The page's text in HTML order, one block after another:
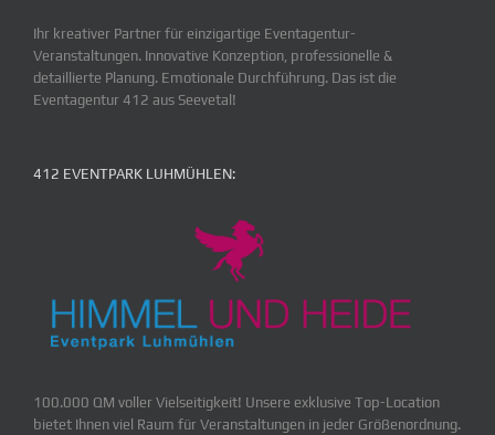
Ihr kreativer Partner für einzigartige Eventagentur-
Veranstaltungen. Innovative Konzeption, professionelle &
detaillierte Planung. Emotionale Durchführung. Das ist die
Eventagentur 412 aus Seevetal!
412 EVENTPARK LUHMÜHLEN:
100.000 QM voller Vielseitigkeit! Unsere exklusive Top-Location
bietet Ihnen viel Raum für Veranstaltungen in jeder Größenordnung.